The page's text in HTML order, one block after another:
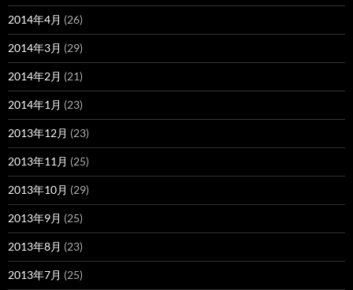
2014年4月 (26)
2014年3月 (29)
2014年2月 (21)
2014年1月 (23)
2013年12月 (23)
2013年11月 (25)
2013年10月 (29)
2013年9月 (25)
2013年8月 (23)
2013年7月 (25)